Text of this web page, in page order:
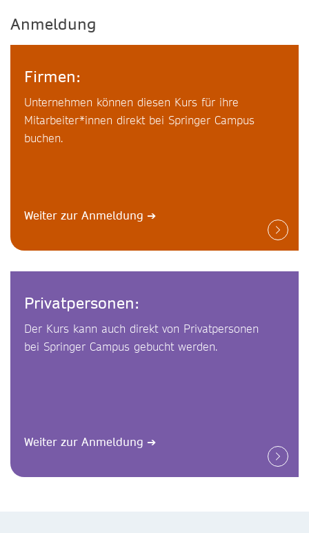
Anmeldung
Firmen:
Unternehmen können diesen Kurs für ihre
Mitarbeiter*innen direkt bei Springer Campus
buchen.
Weiter zur Anmeldung ➔
Privatpersonen:
Der Kurs kann auch direkt von Privatpersonen
bei Springer Campus gebucht werden.
Weiter zur Anmeldung ➔